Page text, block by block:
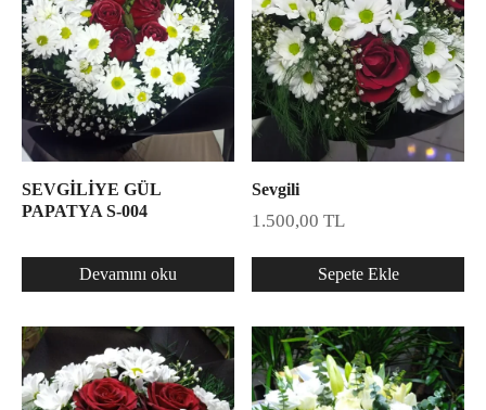
SEVGİLİYE GÜL
PAPATYA S-004
Devamını oku
Sevgili
1.500,00 TL
Sepete Ekle